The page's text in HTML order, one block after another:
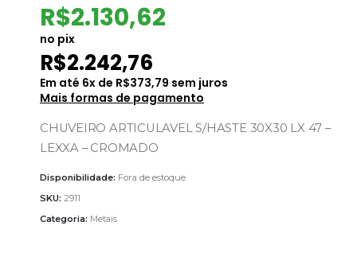
R$2.130,62
no pix
R$2.242,76
Em até 6x de R$373,79 sem juros
Mais formas de pagamento
CHUVEIRO ARTICULAVEL S/HASTE 30X30 LX 47 –
LEXXA – CROMADO
Disponibilidade: Fora de estoque
SKU: 2911
Categoria: Metais